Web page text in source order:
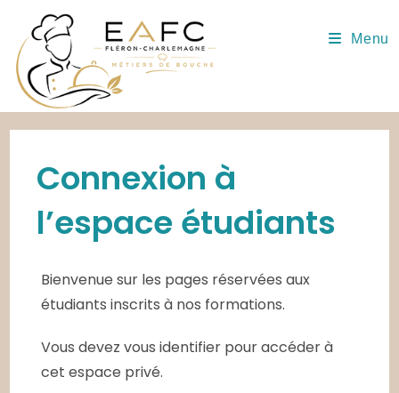
content
Menu
Connexion à
l’espace étudiants
Bienvenue sur les pages réservées aux
étudiants inscrits à nos formations.
Vous devez vous identifier pour accéder à
cet espace privé.